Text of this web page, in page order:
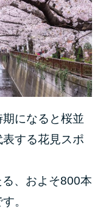
になると桜並
する花見スポ
、およそ800本
。